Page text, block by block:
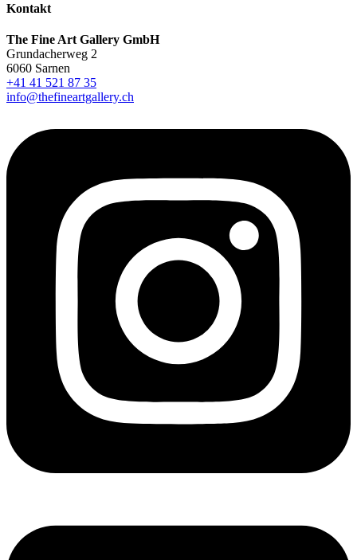
Kontakt
The Fine Art Gallery GmbH
Grundacherweg 2
6060 Sarnen
+41 41 521 87 35
info@thefineartgallery.ch